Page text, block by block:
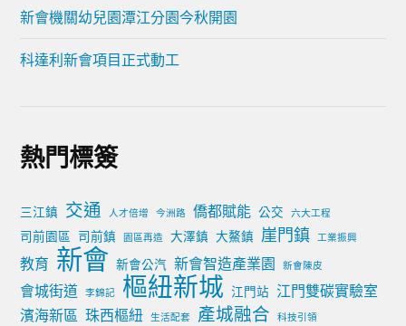
新會機關幼兒園潭江分園今秋開園
科達利新會項目正式動工
熱門標簽
三江鎮 交通 人才倍增 今洲路 僑都賦能 公交 六大工程
司前園區 司前鎮 園區再造 大澤鎮 大鰲鎮 崖門鎮 工業振興
教育 新會 新會公汽 新會智造產業園 新會陳皮
會城街道 李錦記 樞紐新城 江門站
江門雙碳實驗室
濱海新區 珠西樞紐 生活配套 產城融合 科技引領